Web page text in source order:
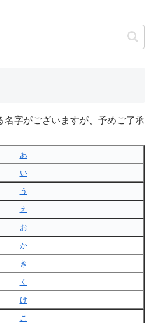
字がございますが、予めご了承
あ
い
う
え
お
か
き
く
け
こ